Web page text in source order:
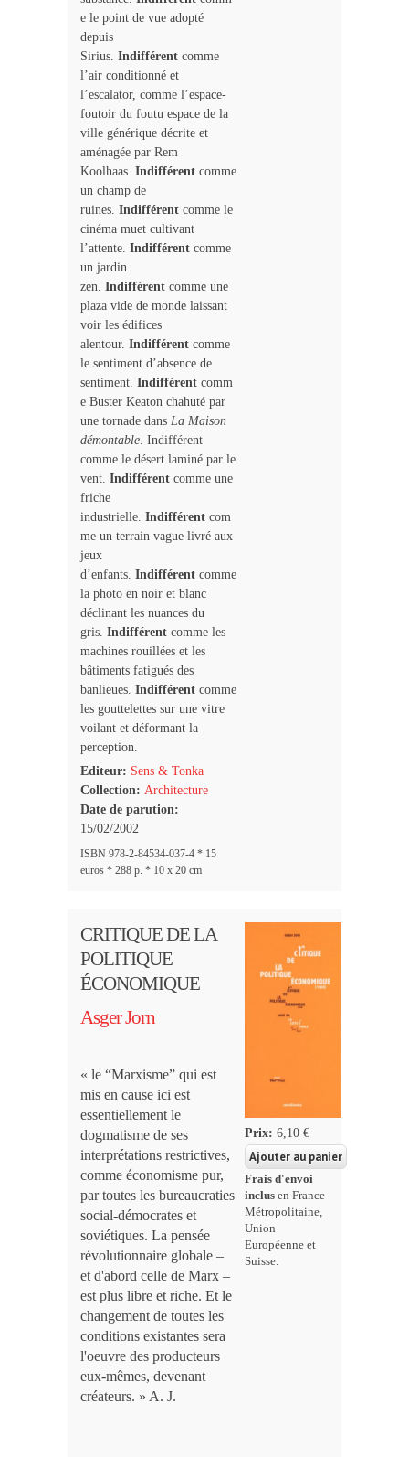
e le point de vue adopté
depuis
Sirius. Indifférent comme
l’air conditionné et
l’escalator, comme l’espace-
foutoir du foutu espace de la
ville générique décrite et
aménagée par Rem
Koolhaas. Indifférent comme
un champ de
ruines. Indifférent comme le
ciné­ma muet cultivant
l’attente. Indifférent comme
un jardin
zen. Indifférent comme une
plaza vide de monde laissant
voir les édifices
alentour. Indifférent comme
le sentiment d’absence de
sentiment. Indifférent comm
e Buster Keaton chahuté par
une tornade dans La Maison
démontable . Indifférent
comme le désert laminé par le
vent. Indifférent comme une
friche
industrielle. Indifférent com
me un terrain vague livré aux
jeux
d’enfants. Indifférent comme
la photo en noir et blanc
déclinant les nuances du
gris. Indifférent comme les
machines rouillées et les
bâtiments fatigués des
banlieues. Indifférent comme
les gouttelettes sur une vitre
voilant et déformant la
perception.
Editeur: Sens & Tonka
Collection: Architecture
Date de parution:
15/02/2002
ISBN 978-2-84534-037-4 * 15
euros * 288 p. * 10 x 20 cm
CRITIQUE DE LA
POLITIQUE
ÉCONOMIQUE
Asger Jorn
« le “Marxisme” qui est
mis en cause ici est
essentiellement le
dogmatisme de ses
interprétations restrictives,
comme économisme pur,
par toutes les bureaucraties
social-démocrates et
soviétiques. La pensée
révolutionnaire globale –
et d'abord celle de Marx –
est plus libre et riche. Et le
changement de toutes les
conditions existantes sera
l'oeuvre des producteurs
eux-mêmes, devenant
créateurs. » A. J.
Prix:6,10 €
Frais d'envoi
inclus en France
Métropolitaine,
Union
Européenne et
Suisse.